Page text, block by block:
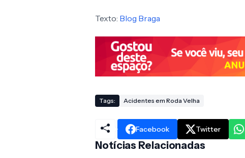
Texto: Blog Braga
Tags: Acidentes em Roda Velha
Facebook Twitter
Notícias Relacionadas